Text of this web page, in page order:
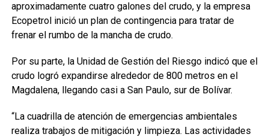
aproximadamente cuatro galones del crudo, y la empresa
Ecopetrol inició un plan de contingencia para tratar de
frenar el rumbo de la mancha de crudo.
Por su parte, la Unidad de Gestión del Riesgo indicó que el
crudo logró expandirse alrededor de 800 metros en el
Magdalena, llegando casi a San Paulo, sur de Bolívar.
“La cuadrilla de atención de emergencias ambientales
realiza trabajos de mitigación y limpieza. Las actividades